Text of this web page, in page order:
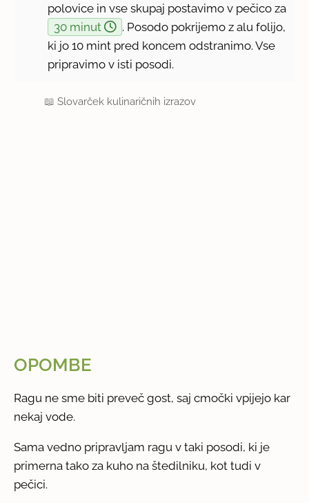
polovice in vse skupaj postavimo v pečico za
30 minut
. Posodo pokrijemo z alu folijo,
ki jo 10 mint pred koncem odstranimo. Vse
pripravimo v isti posodi.
📖Slovarček kulinaričnih izrazov
OPOMBE
Ragu ne sme biti preveč gost, saj cmočki vpijejo kar
nekaj vode.
Sama vedno pripravljam ragu v taki posodi, ki je
primerna tako za kuho na štedilniku, kot tudi v
pečici.